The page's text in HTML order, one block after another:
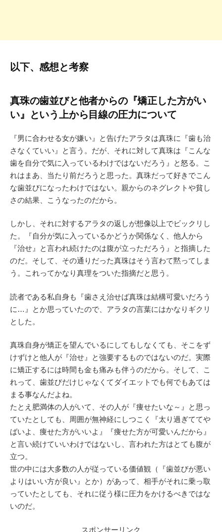
以下、感想と考察
真珠の歯並びと他者からの『矯正した方がい
い』という上から目線の圧力について
『男に合わせる女が嫌い』と告げたアラタは真珠に『歯も治
さなくていい』と言う。だが、それに対して真珠は『こんな
歯を自分で気に入っているわけではないだろう』と怒る。こ
れはまあ、当たり前だろうと思った。真珠だって好きでこん
な歯並びになったわけではない。親からのネグレクトや貧し
さの結果、こうなったのだから。
しかし、それに対するアラタの返しが想像以上でビックリし
た。『自分が気に入っているかどうか関係なく、他人から
『治せ』と言われ続けたのは腹が立っただろう』と指摘した
のだ。そして、その通りだった真珠はそう言わて黙ってしま
う。これってかなり真理をついた指摘だと思う。
読者である私自身も『歯さえ治せば真珠は結構可愛いだろう
に…』とか思っていたので、アラタの言葉にはかなりギクリ
とした。
真珠自身が矯正を望んでいるにしてもしなくても、そこをず
けずけと他人が『治せ』と強要するものではないのだ。実際
に矯正するには時間も金も痛みも伴うのだから。そして、こ
れって、歯並びだけじゃなくてダイエットでも何でもあては
まる事なんだよね。
たとえ肥満体の人がいて、その人が『痩せたいな～』と思っ
ていたとしても、周囲が無神経にしつこく『太り過ぎててや
ばいよ、痩せた方がいいよ』『痩せた方が可愛いんだから』
と言い続けていいわけではないし、言われた方はとても腹が
立つ。
世の中には大多数の人が従っている価値観（『歯並びが悪い
よりはいい方が良い』とか）があって、相手がそれに乗っ取
っていたとしても、それに従う様に圧力をかけるべきではな
いのだ。
スポンサーリンク